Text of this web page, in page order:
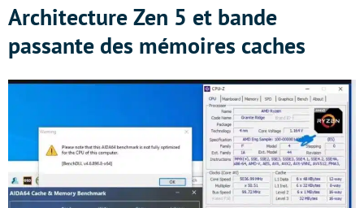
Architecture Zen 5 et bande
passante des mémoires caches